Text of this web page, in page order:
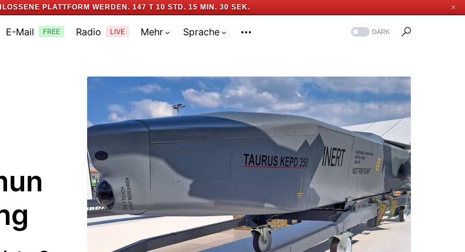
PLATTFORM WERDEN. 147 T 10 STD. 15 MIN. 29 SEK. ✕
E-Mail FREE Radio LIVE Mehr Sprache DARK